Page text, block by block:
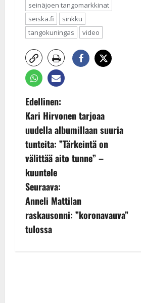
seinäjoen tangomarkkinat
seiska.fi
sinkku
tangokuningas
video
P
o
s
t
n
a
v
Edellinen:
Kari Hirvonen tarjoaa
uudella albumillaan suuria
tunteita: ”Tärkeintä on
välittää aito tunne” –
kuuntele
Seuraava:
Anneli Mattilan
raskausonni: ”koronavauva”
tulossa